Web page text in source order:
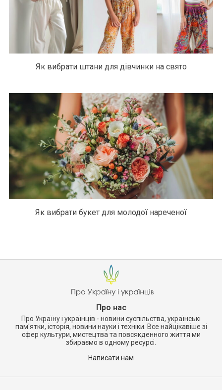
Як вибрати штани для дівчинки на свято
Як вибрати букет для молодої нареченої
Про нас
Про Україну і українців - новини суспільства, українські
пам'ятки, історія, новини науки і техніки. Все найцікавіше зі
сфер культури, мистецтва та повсякденного життя ми
збираємо в одному ресурсі.
Написати нам